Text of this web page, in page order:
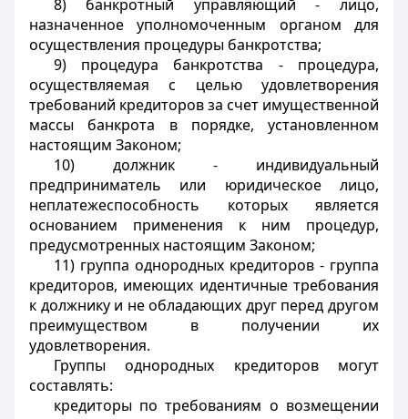
8) банкротный управляющий - лицо,
назначенное уполномоченным органом для
осуществления процедуры банкротства;
9) процедура банкротства - процедура,
осуществляемая с целью удовлетворения
требований кредиторов за счет имущественной
массы банкрота в порядке, установленном
настоящим Законом;
10) должник - индивидуальный
предприниматель или юридическое лицо,
неплатежеспособность которых является
основанием применения к ним процедур,
предусмотренных настоящим Законом;
11) группа однородных кредиторов - группа
кредиторов, имеющих идентичные требования
к должнику и не обладающих друг перед другом
преимуществом в получении их
удовлетворения.
Группы однородных кредиторов могут
составлять:
кредиторы по требованиям о возмещении